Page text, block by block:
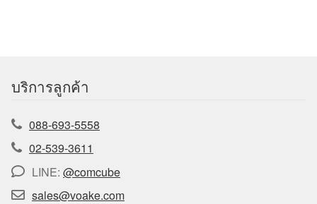
บริการลูกค้า
088-693-5558
02-539-3611
LINE: @comcube
sales@voake.com